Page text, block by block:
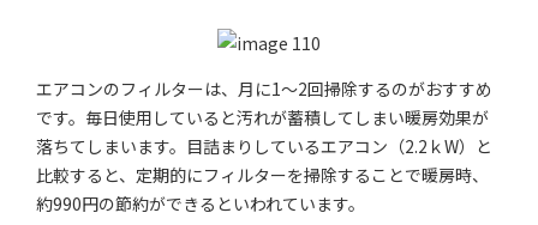
エアコンのフィルターは、月に1～2回掃除するのがおすすめ
です。毎日使用していると汚れが蓄積してしまい暖房効果が
落ちてしまいます。目詰まりしているエアコン（2.2ｋW）と
比較すると、定期的にフィルターを掃除することで暖房時、
約990円の節約ができるといわれています。